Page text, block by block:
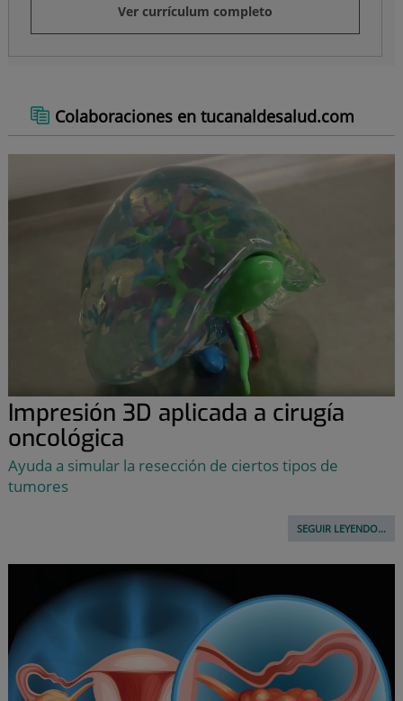
Ver currículum completo
Colaboraciones en tucanaldesalud.com
Impresión 3D aplicada a cirugía
oncológica
Ayuda a simular la resección de ciertos tipos de
tumores
SEGUIR LEYENDO...